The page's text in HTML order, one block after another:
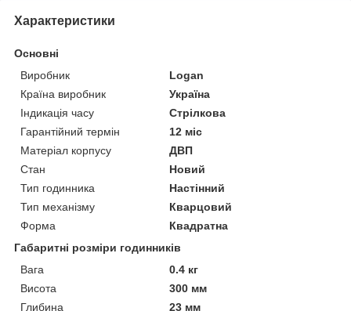
Характеристики
Основні
Виробник
Logan
Країна виробник
Україна
Індикація часу
Стрілкова
Гарантійний термін
12 міс
Матеріал корпусу
ДВП
Стан
Новий
Тип годинника
Настінний
Тип механізму
Кварцовий
Форма
Квадратна
Габаритні розміри годинників
Вага
0.4 кг
Висота
300 мм
Глибина
23 мм